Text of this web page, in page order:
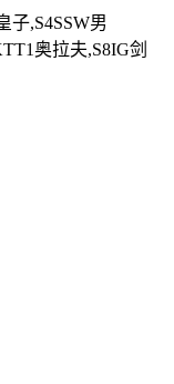
子,S4SSW男
奥拉夫,S8IG剑